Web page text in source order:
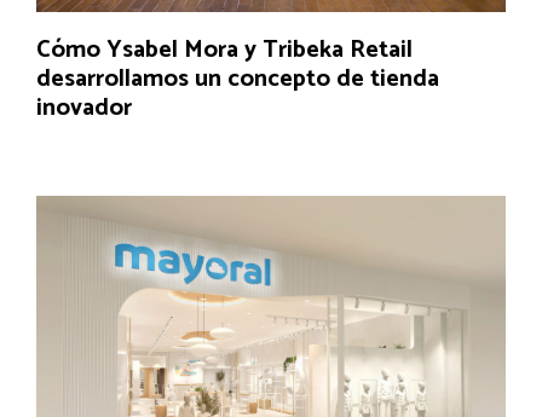
Cómo Ysabel Mora y Tribeka Retail
desarrollamos un concepto de tienda
inovador